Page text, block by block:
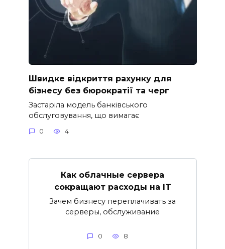
Швидке відкриття рахунку для
бізнесу без бюрократії та черг
Застаріла модель банківського
обслуговування, що вимагає
0 4
Как облачные сервера
сокращают расходы на IT
Зачем бизнесу переплачивать за
серверы, обслуживание
0 8